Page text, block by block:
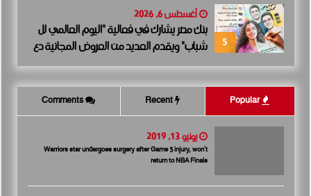
5
أغسطس 6, 2026
بنك مصر يشارك في فعالية “اليوم العالمي لل
شباب” ويقدم العديد من العروض المجانية دع
مًا للشمول المالي تحت رعاية البنك المركزي الم
صري
Popular
Recent
Comments
يونيو 13, 2019
Warriors star undergoes surgery after Game 5 injury, won’t
return to NBA Finals